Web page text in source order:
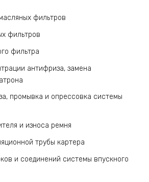
фильтров
фильтров
фильтра
антифриза, замена
промывка и опрессовка системы
и износа ремня
трубы картера
и соединений системы впускного